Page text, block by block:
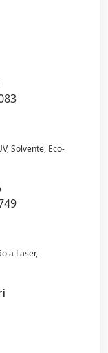
Solvente, Eco-
a Laser,